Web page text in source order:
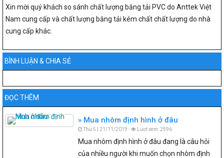
Xin mời quý khách so sánh chất lượng băng tải PVC do Anttek Việt
Nam cung cấp và chất lượng băng tải kém chất chất lượng do nhà
cung cấp khác.
BÌNH LUẬN & CHIA SẺ
ĐỌC THÊM
Mua nhôm định hình ở đâu
Thứ 5 | 21/11/2019 - Lượt xem: 2596
Mua nhôm định hình ở đâu đang là câu hỏi
của nhiều người khi muốn chọn nhôm định